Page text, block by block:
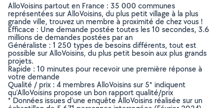
AlloVoisins partout en France : 35 000 communes
représentées sur AlloVoisins, du plus petit village à la plus
grande ville, trouvez un membre à proximité de chez vous !
Efficace : Une demande postée toutes les 10 secondes, 3.6
millions de demandes postées par an
Généraliste : 1 250 types de besoins différents, tout est
possible sur AlloVoisins, du plus petit besoin aux plus grands
projets.
Rapide : 10 minutes pour recevoir une première réponse à
votre demande
Qualité / prix : 4 membres AlloVoisins sur 5* indiquent
qu’AlloVoisins propose un bon rapport qualité/prix
* Données issues d’une enquête AlloVoisins réalisée sur un